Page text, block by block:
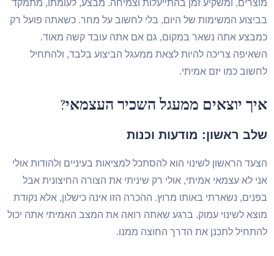
ומשקיע זמן בהתייעלות וצמיחה. מבצע, לעומתו, מתמקד
המשימות של היום, בלי לחשוב על מחר. כשאתה פועל רק
אתה נשאר במקום, גם אם אתה עובד קשה מאוד.
צריכה להיות לצאת ממעגל הביצוע בלבד, ולהתחיל
כמו יזם אמיתי.
יוצאים ממעגל השכיר העצמאי?
ראשון: מודעות וכנות
הראשון לשינוי הוא להסתכל למציאות בעיניים ולהודות אולי
לא עצמאי אמיתי, אולי רק שיניתי את הצורה החיצונית אבל
נשארתי באותו מרוץ. ההכרה הזו אינה כישלון, אלא נקודת
לשינוי עמוק. ברגע שאתה רואה את המצב האמיתי אתה יכול
לתכנן את הדרך החוצה ממנו.